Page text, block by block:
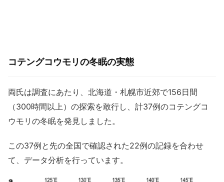
コテングコウモリの冬眠の実態
両氏は調査にあたり、北海道・札幌市近郊で156日間
（300時間以上）の探索を敢行し、計37例のコテングコ
ウモリの冬眠を発見しました。
この37例と先の全国で確認された22例の記録を合わせ
て、データ分析を行っています。